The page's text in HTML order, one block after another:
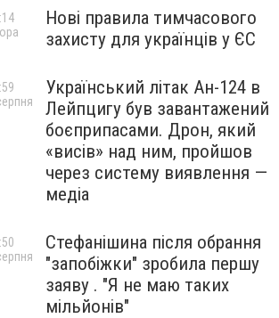
Нові правила тимчасового
захисту для українців у ЄС
Український літак Ан-124 в
Лейпцигу був завантажений
боєприпасами. Дрон, який
«висів» над ним, пройшов
через систему виявлення —
медіа
Стефанішина після обрання
"запобіжки" зробила першу
заяву . "Я не маю таких
мільйонів"